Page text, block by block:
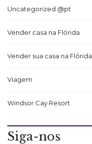
Uncategorized @pt
Vender casa na Flórida
Vender sua casa na Flórida
Viagem
Windsor Cay Resort
Siga-nos